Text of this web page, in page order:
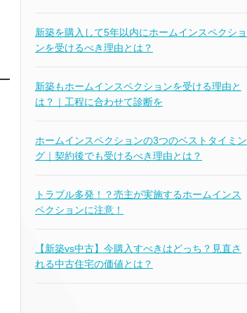
新築を購入して5年以内にホームインスペクショ
ンを受けるべき理由とは？
新築もホームインスペクションを受ける理由と
は？｜工程に合わせて診断を
ホームインスペクションの3つのベストタイミン
グ｜契約後でも受けるべき理由とは？
トラブル多発！？売主が実施するホームインス
ペクションに注意！
【新築vs中古】今購入すべきはどっち？見直さ
れる中古住宅の価値とは？